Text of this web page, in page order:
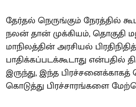
தேர்தல் நெருங்கும் நேரத்தில்
நலன் தான் முக்கியம், தொகுதி
மாநிலத்தின் அரசியல்
பாதிக்கப்படக்கூடாது என்பதில்
இருந்து, இந்த பிரச்சனைக்காகத்
கொடுத்து பிரச்சாரங்களை